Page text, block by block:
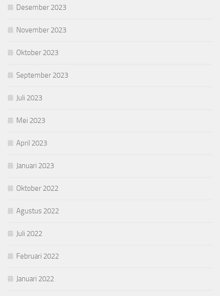
Desember 2023
November 2023
Oktober 2023
September 2023
Juli 2023
Mei 2023
April 2023
Januari 2023
Oktober 2022
Agustus 2022
Juli 2022
Februari 2022
Januari 2022